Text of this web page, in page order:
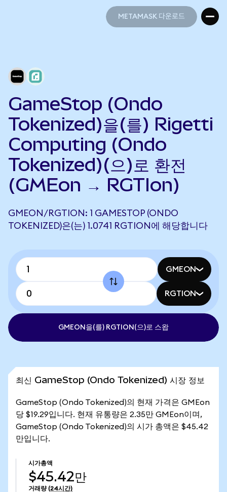
METAMASK 다운로드
GameStop (Ondo
Tokenized)을(를) Rigetti
Computing (Ondo
Tokenized)(으)로 환전
(GMEon → RGTIon)
GMEON/RGTION: 1 GAMESTOP (ONDO
TOKENIZED)은(는) 1.0741 RGTION에 해당합니다
GMEON
RGTION
GMEON을(를) RGTION(으)로 스왑
최신 GameStop (Ondo Tokenized) 시장 정보
GameStop (Ondo Tokenized)의 현재 가격은 GMEon
당 $19.29입니다. 현재 유통량은 2.35만 GMEon이며,
GameStop (Ondo Tokenized)의 시가 총액은 $45.42
만입니다.
시가총액
$45.42만
거래량 (24시간)